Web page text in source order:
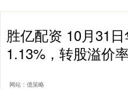
胜亿配资 10月31
1.13%，转股溢价
网站：億策略